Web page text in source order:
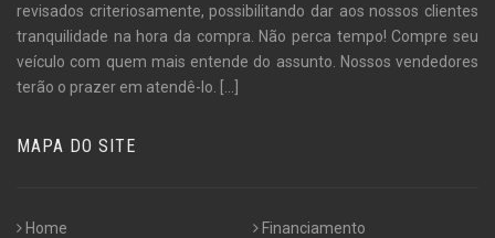
revisados criteriosamente, possibilitando dar aos nossos clientes
tranquilidade na hora da compra. Não perca tempo! Compre seu
veículo com quem mais entende do assunto. Nossos vendedores
terão o prazer em atendê-lo. [...]
MAPA DO SITE
Home Financiamento